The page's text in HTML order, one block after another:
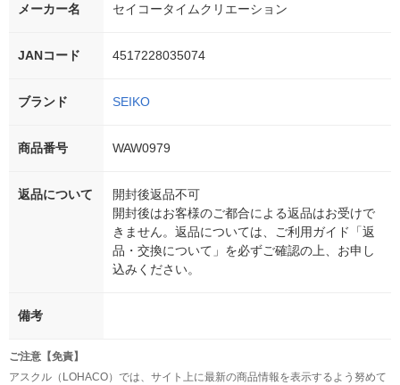
メーカー名 セイコータイムクリエーション
JANコード 4517228035074
ブランド SEIKO
商品番号 WAW0979
返品について
開封後返品不可
開封後はお客様のご都合による返品はお受けで
きません。返品については、ご利用ガイド「返
品・交換について」を必ずご確認の上、お申し
込みください。
備考
ご注意【免責】
アスクル（LOHACO）では、サイト上に最新の商品情報を表示するよう努めて